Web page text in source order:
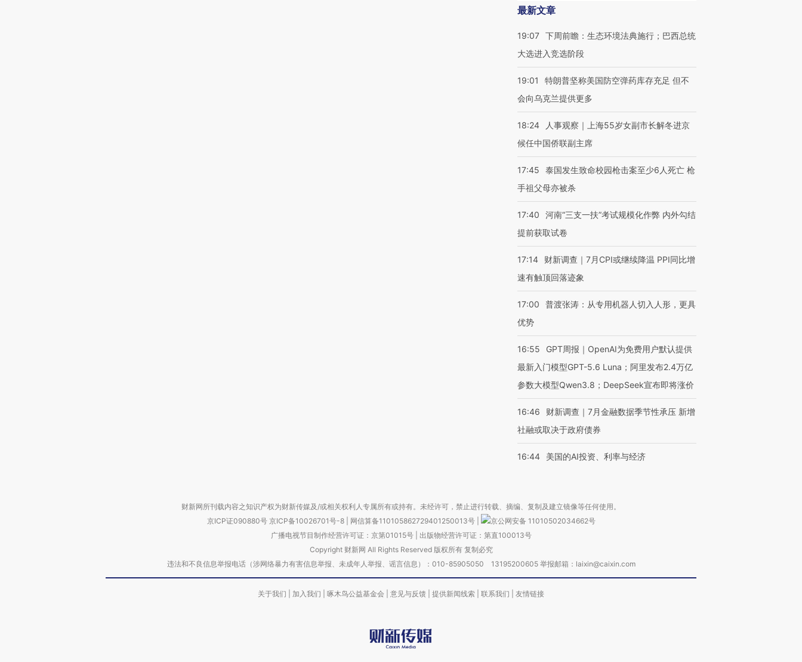
最新文章
19:07 下周前瞻：生态环境法典施行；巴西总统
大选进入竞选阶段
19:01
特朗普坚称美国防空弹药库存充足 但不
会向乌克兰提供更多
18:24
人事观察｜上海55岁女副市长解冬进京
候任中国侨联副主席
17:45
泰国发生致命校园枪击案至少6人死亡 枪
手祖父母亦被杀
17:40
河南“三支一扶”考试规模化作弊 内外勾结
提前获取试卷
17:14
财新调查｜7月CPI或继续降温 PPI同比增
速有触顶回落迹象
17:00
普渡张涛：从专用机器人切入人形，更具
优势
16:55
GPT周报｜OpenAI为免费用户默认提供
最新入门模型GPT-5.6 Luna；阿里发布2.4万亿
参数大模型Qwen3.8；DeepSeek宣布即将涨价
16:46
财新调查｜7月金融数据季节性承压 新增
社融或取决于政府债券
16:44 美国的AI投资、利率与经济
财新网所刊载内容之知识产权为财新传媒及/或相关权利人专属所有或持有。未经许可，禁止进行转载、摘编、复制及建立镜像等任何使用。
京ICP证090880号 京ICP备10026701号-8 网信算备110105862729401250013号
京公网安备 11010502034662号
广播电视节目制作经营许可证：京第01015号| 出版物经营许可证：第直100013号
Copyright 财新网 All Rights Reserved 版权所有 复制必究
违法和不良信息举报电话（涉网络暴力有害信息举报、未成年人举报、谣言信息）：010-85905050 13195200605 举报邮箱：laixin@caixin.com
关于我们 加入我们 啄木鸟公益基金会 意见与反馈 提供新闻线索 联系我们 友情链接